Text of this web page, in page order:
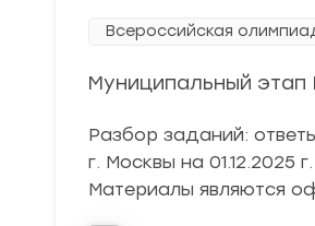
Всероссийская
Муниципальный
Разбор заданий:
г. Москвы на 01.12.2025
Материалы являются